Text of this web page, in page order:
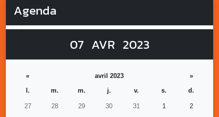
Agenda
07 AVR 2023
« avril 2023
»
l.
m. m. j. v. s. d.
27 28 29 30 31 1 2